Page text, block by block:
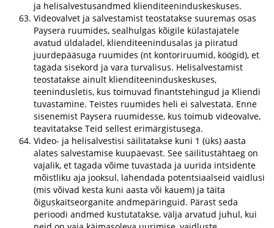
ja helisalvestusandmed klienditeeninduskeskuses.
Videovalvet ja salvestamist teostatakse suuremas osas
Paysera ruumides, sealhulgas kõigile külastajatele
avatud üldaladel, klienditeenindusalas ja piiratud
juurdepääsuga ruumides (nt kontoriruumid, köögid), et
tagada sisekord ja vara turvalisus. Helisalvestamist
teostatakse ainult klienditeeninduskeskuses,
teenindusletis, kus toimuvad finantstehingud ja Kliendi
tuvastamine. Teistes ruumides heli ei salvestata. Enne
sisenemist Paysera ruumidesse, kus toimub videovalve,
teavitatakse Teid sellest erimärgistusega.
Video- ja helisalvestisi säilitatakse kuni 1 (üks) aasta
alates salvestamise kuupäevast. See säilitustähtaeg on
vajalik, et tagada võime tuvastada ja uurida intsidente
mõistliku aja jooksul, lahendada potentsiaalseid vaidlusi
(mis võivad kesta kuni aasta või kauem) ja täita
õiguskaitseorganite andmepäringuid. Pärast seda
perioodi andmed kustutatakse, välja arvatud juhul, kui